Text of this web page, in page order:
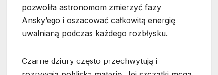
pozwoliła astronomom zmierzyć fazy
Ansky’ego i oszacować całkowitą energię
uwalnianą podczas każdego rozbłysku.
Czarne dziury często przechwytują i